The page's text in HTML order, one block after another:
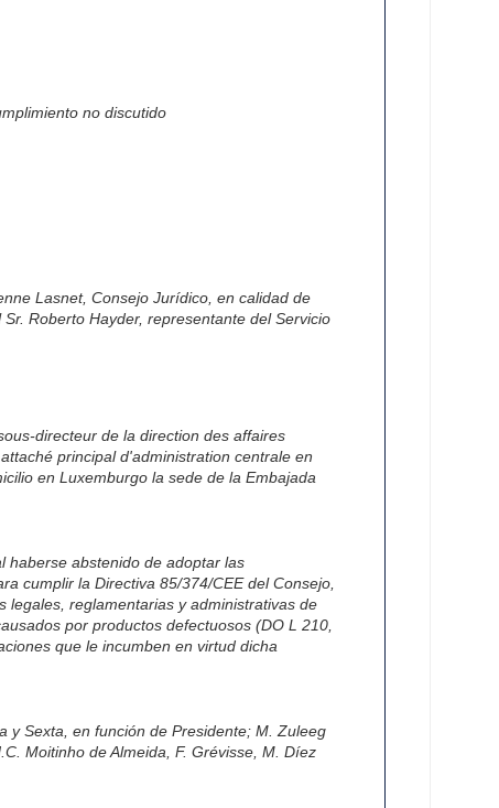
no discutido
Lasnet, Consejo Jurídico, en calidad de
Roberto Hayder, representante del Servicio
directeur de la direction des affaires
principal d'administration centrale en
en Luxemburgo la sede de la Embajada
haberse abstenido de adoptar las
cumplir la Directiva 85/374/CEE del Consejo,
legales, reglamentarias y administrativas de
por productos defectuosos (DO L 210,
que le incumben en virtud dicha
y Sexta, en función de Presidente; M. Zuleeg
Moitinho de Almeida, F. Grévisse, M. Díez